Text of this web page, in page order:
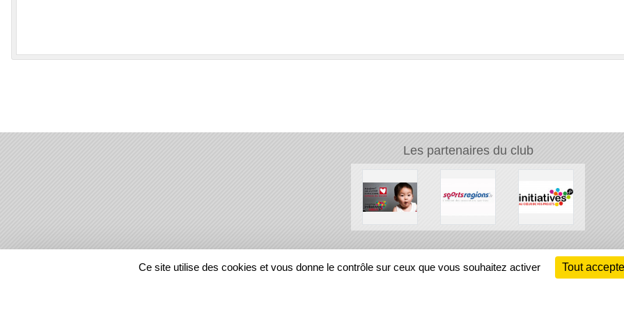
Les partenaires du club
REGIONS
Ce site utilise des cookies et vous donne le contrôle sur ceux que vous souhaitez activer Tout